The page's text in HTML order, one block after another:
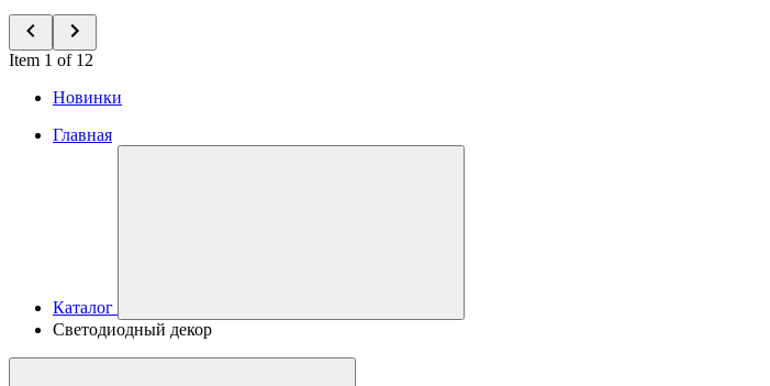
Item 1 of 12
Новинки
Главная
Каталог
Светодиодный декор